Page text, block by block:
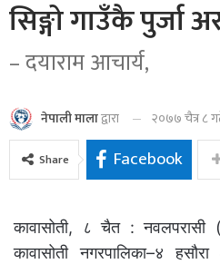
सिङ्गो गाउँकै पुर्जा
– दयाराम आचार्य,
नेपाली मालाद्वारा २०७७ चैत्र ८
Share Facebook
कावासोती, ८ चैत : नवलपरासी
कावासोती नगरपालिका–४